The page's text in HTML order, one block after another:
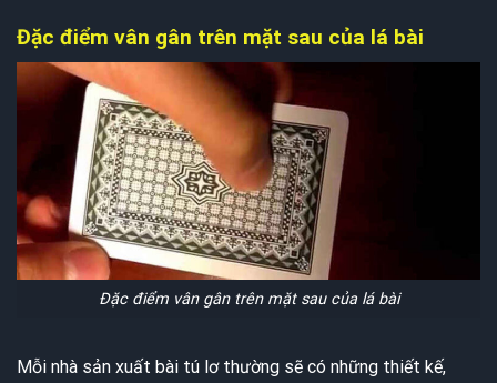
Đặc điểm vân gân trên mặt sau của lá bài
Đặc điểm vân gân trên mặt sau của lá bài
Mỗi nhà sản xuất bài tú lơ thường sẽ có những thiết kế,